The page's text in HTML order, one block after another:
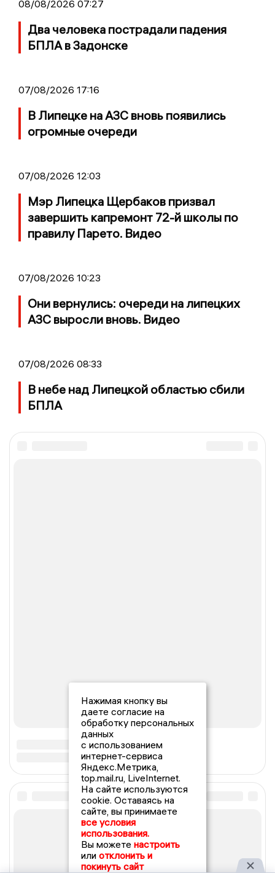
08/08/2026 07:27
Два человека пострадали падения
БПЛА в Задонске
07/08/2026 17:16
В Липецке на АЗС вновь появились
огромные очереди
07/08/2026 12:03
Мэр Липецка Щербаков призвал
завершить капремонт 72-й школы по
правилу Парето. Видео
07/08/2026 10:23
Они вернулись: очереди на липецких
АЗС выросли вновь. Видео
07/08/2026 08:33
В небе над Липецкой областью сбили
БПЛА
Нажимая кнопку вы
даете согласие на
обработку персональных
данных
с использованием
интернет-сервиса
Яндекс.Метрика,
top.mail.ru, LiveInternet.
На сайте используются
cookie. Оставаясь на
сайте, вы принимаете
все условия
использования.
Вы можете настроить
или отклонить и
покинуть сайт